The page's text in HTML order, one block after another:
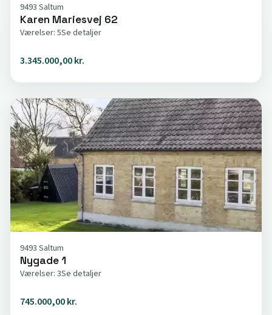
9493 Saltum
Karen Mariesvej 62
Værelser: 5Se detaljer
3.345.000,00 kr.
9493 Saltum
Nygade 1
Værelser: 3Se detaljer
745.000,00 kr.